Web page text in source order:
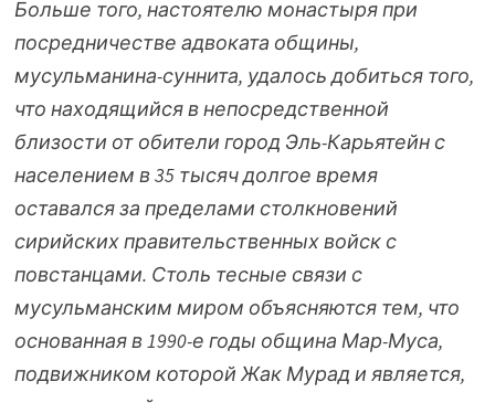
Больше того, настоятелю монастыря при
посредничестве адвоката общины,
мусульманина-суннита, удалось добиться того,
что находящийся в непосредственной
близости от обители город Эль-Карьятейн с
населением в 35 тысяч долгое время
оставался за пределами столкновений
сирийских правительственных войск с
повстанцами. Столь тесные связи с
мусульманским миром объясняются тем, что
основанная в 1990-е годы община Мар-Муса,
подвижником которой Жак Мурад и является,